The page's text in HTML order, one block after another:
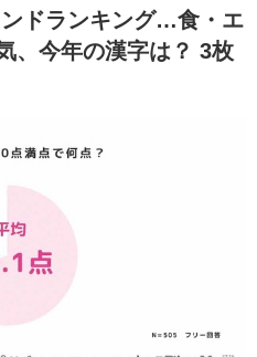
ドランキング…食・エ
、今年の漢字は？ 3枚